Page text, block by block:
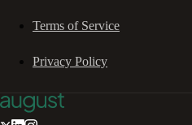
Terms of Service
Privacy Policy